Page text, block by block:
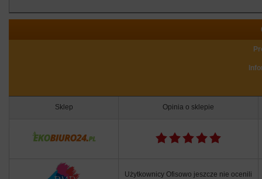
Sklep Opinia o sklepie
Użytkownicy Ofisowo jeszcze nie ocenili